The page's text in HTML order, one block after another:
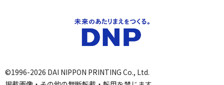
©1996-2026 DAI NIPPON PRINTING Co., Ltd.